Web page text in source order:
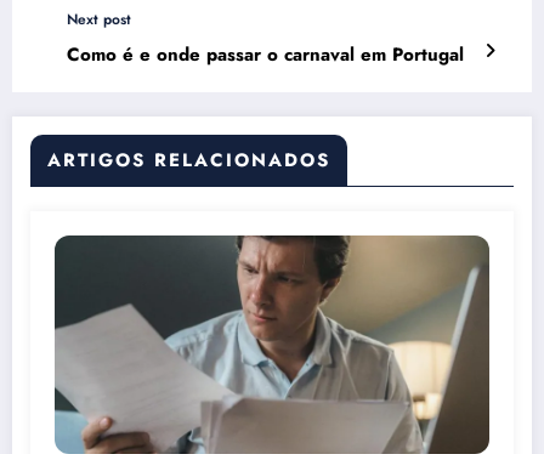
Next post
Como é e onde passar o carnaval em Portugal
ARTIGOS RELACIONADOS